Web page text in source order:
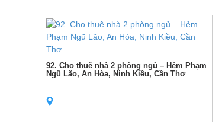
92. Cho thuê nhà 2 phòng ngủ – Hẻm Phạm
Ngũ Lão, An Hòa, Ninh Kiều, Cần Thơ